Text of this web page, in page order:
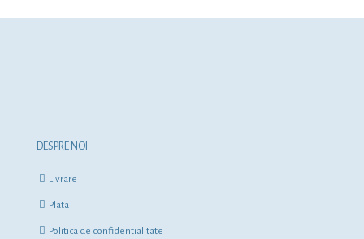
DESPRE NOI
Livrare
Plata
Politica de confidentialitate